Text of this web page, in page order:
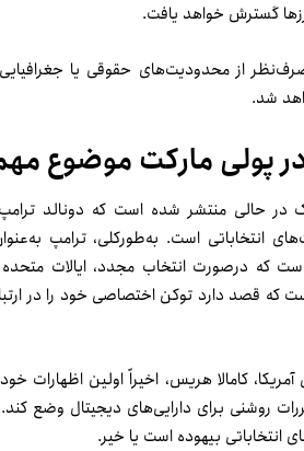
گسترش خواهد یافت.
از محدودیت‌های حقوقی یا جغرافیایی،
شد.
در پولی مارکت موضوع
انتخاباتی است. به‌طورکلی، ترامپ
که در‌صورت انتخاب مجدد، ایالات متحده
کامالا هریس، اخیراً اولین اظهارات
روشنی برای دارایی‌های دیجیتال وضع
انتخاباتی بیهوده است یا خیر.